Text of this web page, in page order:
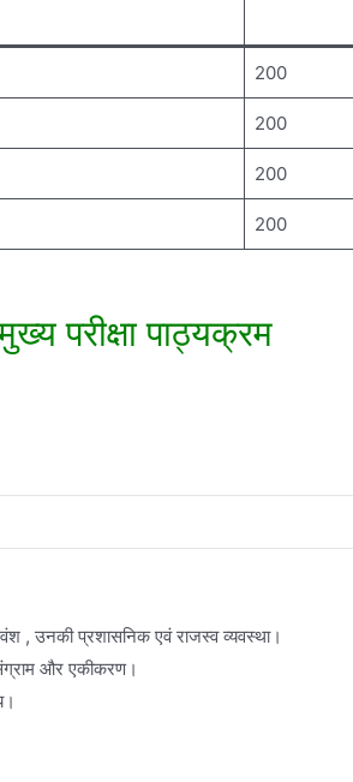
200
200
200
200
परीक्षा पाठ्यक्रम
, उनकी प्रशासनिक एवं राजस्व व्यवस्था।
और एकीकरण।